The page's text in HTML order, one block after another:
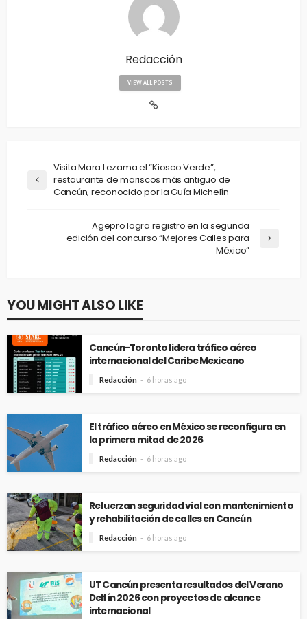
Redacción
VIEW ALL POSTS
Visita Mara Lezama el “Kiosco Verde”,
restaurante de mariscos más antiguo de
Cancún, reconocido por la Guía Michelín
Agepro logra registro en la segunda
edición del concurso “Mejores Calles para
México”
YOU MIGHT ALSO LIKE
Cancún-Toronto lidera tráfico aéreo
internacional del Caribe Mexicano
Redacción 6 horas ago
El tráfico aéreo en México se reconfigura en
la primera mitad de 2026
Redacción 6 horas ago
Refuerzan seguridad vial con mantenimiento
y rehabilitación de calles en Cancún
Redacción 6 horas ago
UT Cancún presenta resultados del Verano
Delfín 2026 con proyectos de alcance
internacional